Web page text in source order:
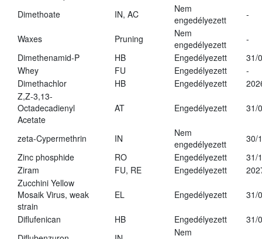
Dimethoate
IN, AC
Nem
engedélyezett
-
Waxes Pruning
Nem
engedélyezett
-
Dimethenamid-P
HB Engedélyezett
31/
Whey
FU Engedélyezett
-
Dimethachlor
HB Engedélyezett
Z,Z-3,13-
Octadecadienyl
Acetate
AT Engedélyezett 31/
zeta-Cypermethrin IN
Nem
engedélyezett
30/
Zinc phosphide
RO Engedélyezett
31/
Ziram
FU, RE Engedélyezett
Zucchini Yellow
Mosaik Virus, weak
strain
EL Engedélyezett 31/
Diflufenican HB Engedélyezett
31/
Nem